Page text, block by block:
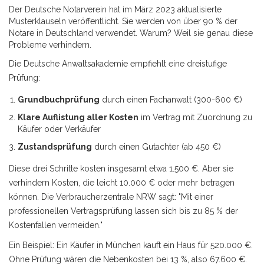
Der Deutsche Notarverein hat im März 2023 aktualisierte
Musterklauseln veröffentlicht. Sie werden von über 90 % der
Notare in Deutschland verwendet. Warum? Weil sie genau diese
Probleme verhindern.
Die Deutsche Anwaltsakademie empfiehlt eine dreistufige
Prüfung:
Grundbuchprüfung durch einen Fachanwalt (300-600 €)
Klare Auflistung aller Kosten im Vertrag mit Zuordnung zu
Käufer oder Verkäufer
Zustandsprüfung durch einen Gutachter (ab 450 €)
Diese drei Schritte kosten insgesamt etwa 1.500 €. Aber sie
verhindern Kosten, die leicht 10.000 € oder mehr betragen
können. Die Verbraucherzentrale NRW sagt: "Mit einer
professionellen Vertragsprüfung lassen sich bis zu 85 % der
Kostenfallen vermeiden."
Ein Beispiel: Ein Käufer in München kauft ein Haus für 520.000 €.
Ohne Prüfung wären die Nebenkosten bei 13 %, also 67.600 €.